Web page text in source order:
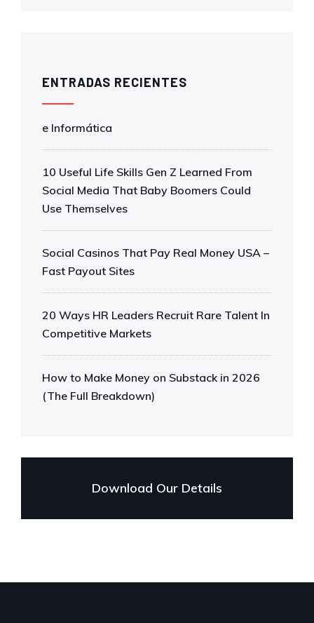
ENTRADAS RECIENTES
e Informática
10 Useful Life Skills Gen Z Learned From
Social Media That Baby Boomers Could
Use Themselves
Social Casinos That Pay Real Money USA –
Fast Payout Sites
20 Ways HR Leaders Recruit Rare Talent In
Competitive Markets
How to Make Money on Substack in 2026
(The Full Breakdown)
Download Our Details